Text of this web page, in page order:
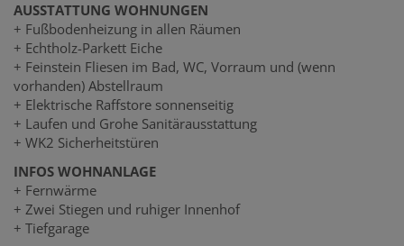
AUSSTATTUNG WOHNUNGEN
+ Fußbodenheizung in allen Räumen
+ Echtholz-Parkett Eiche
+ Feinstein Fliesen im Bad, WC, Vorraum und (wenn
vorhanden) Abstellraum
+ Elektrische Raffstore sonnenseitig
+ Laufen und Grohe Sanitärausstattung
+ WK2 Sicherheitstüren
INFOS WOHNANLAGE
+ Fernwärme
+ Zwei Stiegen und ruhiger Innenhof
+ Tiefgarage